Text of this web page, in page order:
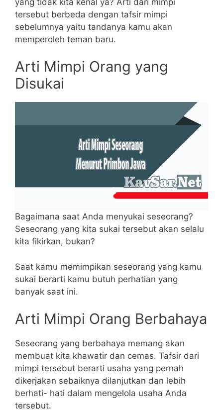
tersebut berbeda dengan tafsir mimpi
sebelumnya yaitu tandanya kamu akan
memperoleh teman baru.
Arti Mimpi Orang yang
Disukai
Bagaimana saat Anda menyukai seseorang?
Seseorang yang kita sukai tersebut akan selalu
kita fikirkan, bukan?
Saat kamu memimpikan seseorang yang kamu
sukai berarti kamu butuh perhatian yang
banyak saat ini.
Arti Mimpi Orang Berbahaya
Seseorang yang berbahaya memang akan
membuat kita khawatir dan cemas. Tafsir dari
mimpi tersebut berarti usaha yang pernah
dikerjakan sebaiknya dilanjutkan dan lebih
berhati- hati dalam mengelola usaha Anda
tersebut.